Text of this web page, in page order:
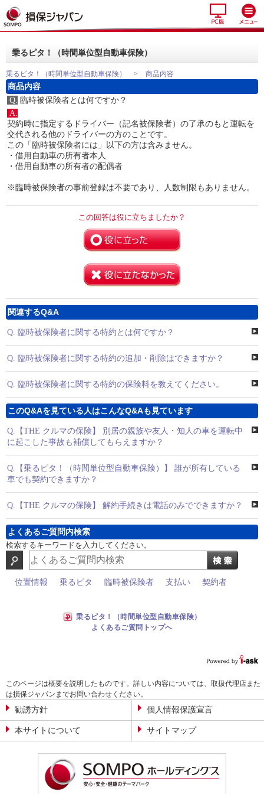
乗るピタ！（時間単位型自動車保険）
乗るピタ！（時間単位型自動車保険） > 商品内容
商品内容
Q. 臨時被保険者とは何ですか？
A.
契約時に指定するドライバー（記名被保険者）の了承のもと運転を
交代される他のドライバーの方のことです。
この「臨時被保険者には」以下の方は含みません。
・借用自動車の所有者本人
・借用自動車の所有者の配偶者
※臨時被保険者の事前登録は不要であり、人数制限もありません。
この回答は役に立ちましたか？
関連するQ&A
Q. 臨時被保険者に関する特約とは何ですか？
Q. 臨時被保険者に関する特約の追加・削除はできますか？
Q. 臨時被保険者に関する特約の保険料を教えてください。
このQ&Aを見ている人はこんなQ&Aも見ています
Q. 【THE クルマの保険】 別居の親族や友人・知人の車を運転中
に起こした事故も補償してもらえますか？
Q. 【乗るピタ！（時間単位型自動車保険）】 誰が所有している
車でも契約できますか？
Q. 【THE クルマの保険】 解約手続きは電話のみでできますか？
よくあるご質問内検索
検索するキーワードを入力してください。
位置情報 乗るピタ 臨時被保険者 支払い 契約者
乗るピタ！（時間単位型自動車保険）
よくあるご質問トップへ
このページは概要を説明したものです。詳しい内容については、取扱代理店また
は損保ジャパンまでお問い合わせください。
勧誘方針 個人情報保護宣言
本サイトについて サイトマップ